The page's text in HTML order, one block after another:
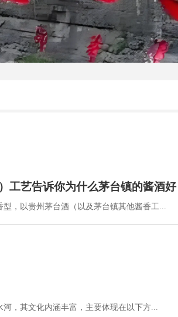
工艺告诉你为什么茅台镇的酱酒好
，以贵州茅台酒（以及茅台镇其他酱香工...
，其文化内涵丰富，主要体现在以下方...